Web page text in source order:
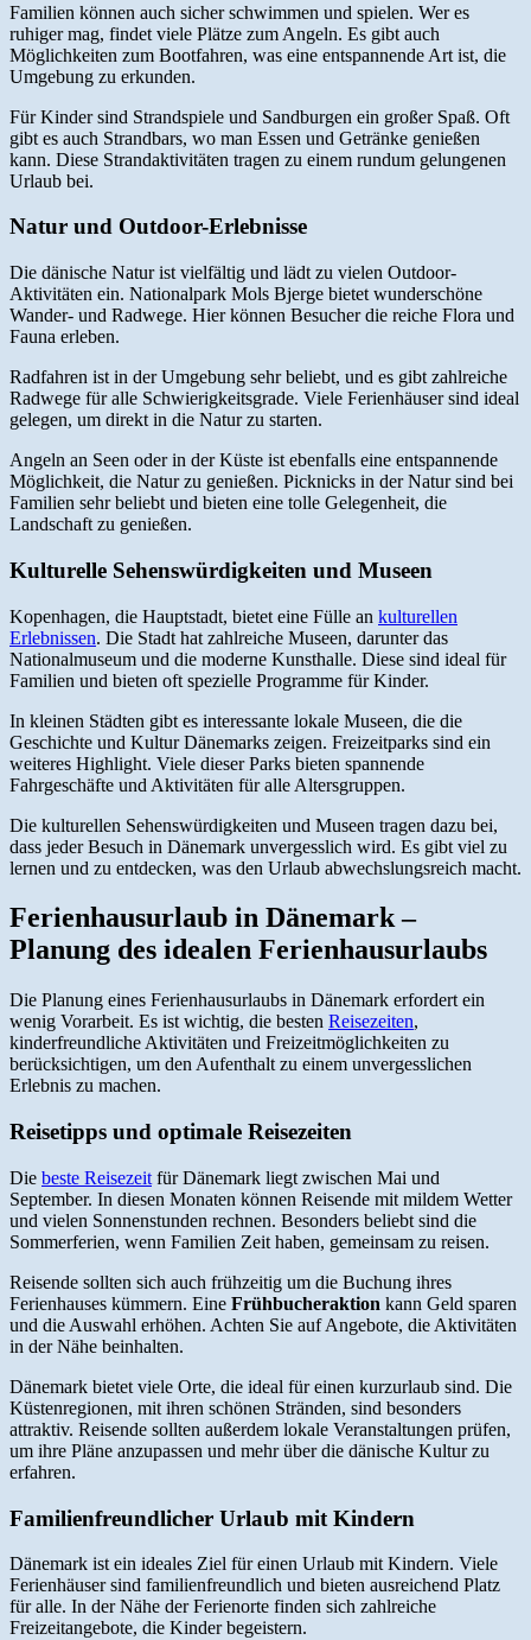
Familien können auch sicher schwimmen und spielen. Wer es
ruhiger mag, findet viele Plätze zum Angeln. Es gibt auch
Möglichkeiten zum Bootfahren, was eine entspannende Art ist, die
Umgebung zu erkunden.
Für Kinder sind Strandspiele und Sandburgen ein großer Spaß. Oft
gibt es auch Strandbars, wo man Essen und Getränke genießen
kann. Diese Strandaktivitäten tragen zu einem rundum gelungenen
Urlaub bei.
Natur und Outdoor-Erlebnisse
Die dänische Natur ist vielfältig und lädt zu vielen Outdoor-
Aktivitäten ein. Nationalpark Mols Bjerge bietet wunderschöne
Wander- und Radwege. Hier können Besucher die reiche Flora und
Fauna erleben.
Radfahren ist in der Umgebung sehr beliebt, und es gibt zahlreiche
Radwege für alle Schwierigkeitsgrade. Viele Ferienhäuser sind ideal
gelegen, um direkt in die Natur zu starten.
Angeln an Seen oder in der Küste ist ebenfalls eine entspannende
Möglichkeit, die Natur zu genießen. Picknicks in der Natur sind bei
Familien sehr beliebt und bieten eine tolle Gelegenheit, die
Landschaft zu genießen.
Kulturelle Sehenswürdigkeiten und Museen
Kopenhagen, die Hauptstadt, bietet eine Fülle an kulturellen
Erlebnissen. Die Stadt hat zahlreiche Museen, darunter das
Nationalmuseum und die moderne Kunsthalle. Diese sind ideal für
Familien und bieten oft spezielle Programme für Kinder.
In kleinen Städten gibt es interessante lokale Museen, die die
Geschichte und Kultur Dänemarks zeigen. Freizeitparks sind ein
weiteres Highlight. Viele dieser Parks bieten spannende
Fahrgeschäfte und Aktivitäten für alle Altersgruppen.
Die kulturellen Sehenswürdigkeiten und Museen tragen dazu bei,
dass jeder Besuch in Dänemark unvergesslich wird. Es gibt viel zu
lernen und zu entdecken, was den Urlaub abwechslungsreich macht.
Ferienhausurlaub in Dänemark –
Planung des idealen Ferienhausurlaubs
Die Planung eines Ferienhausurlaubs in Dänemark erfordert ein
wenig Vorarbeit. Es ist wichtig, die besten Reisezeiten,
kinderfreundliche Aktivitäten und Freizeitmöglichkeiten zu
berücksichtigen, um den Aufenthalt zu einem unvergesslichen
Erlebnis zu machen.
Reisetipps und optimale Reisezeiten
Die beste Reisezeit für Dänemark liegt zwischen Mai und
September. In diesen Monaten können Reisende mit mildem Wetter
und vielen Sonnenstunden rechnen. Besonders beliebt sind die
Sommerferien, wenn Familien Zeit haben, gemeinsam zu reisen.
Reisende sollten sich auch frühzeitig um die Buchung ihres
Ferienhauses kümmern. Eine Frühbucheraktion kann Geld sparen
und die Auswahl erhöhen. Achten Sie auf Angebote, die Aktivitäten
in der Nähe beinhalten.
Dänemark bietet viele Orte, die ideal für einen kurzurlaub sind. Die
Küstenregionen, mit ihren schönen Stränden, sind besonders
attraktiv. Reisende sollten außerdem lokale Veranstaltungen prüfen,
um ihre Pläne anzupassen und mehr über die dänische Kultur zu
erfahren.
Familienfreundlicher Urlaub mit Kindern
Dänemark ist ein ideales Ziel für einen Urlaub mit Kindern. Viele
Ferienhäuser sind familienfreundlich und bieten ausreichend Platz
für alle. In der Nähe der Ferienorte finden sich zahlreiche
Freizeitangebote, die Kinder begeistern.